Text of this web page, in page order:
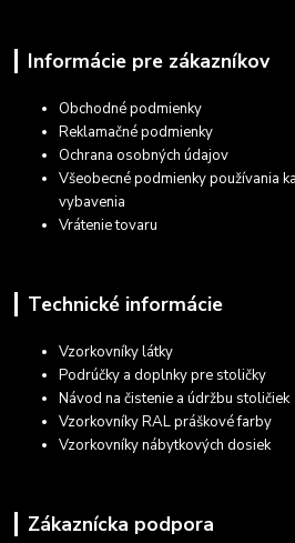
Informácie pre zákazníkov
Obchodné podmienky
Reklamačné podmienky
Ochrana osobných údajov
Všeobecné podmienky používania
vybavenia
Vrátenie tovaru
Technické informácie
Vzorkovníky látky
Podrúčky a doplnky pre stoličky
Návod na čistenie a údržbu stoličiek
Vzorkovníky RAL práškové farby
Vzorkovníky nábytkových dosiek
Zákaznícka podpora